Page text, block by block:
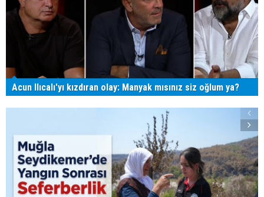
Acun Ilıcalı'yı kızdıran olay: Manyak mısınız siz oğlum ya?